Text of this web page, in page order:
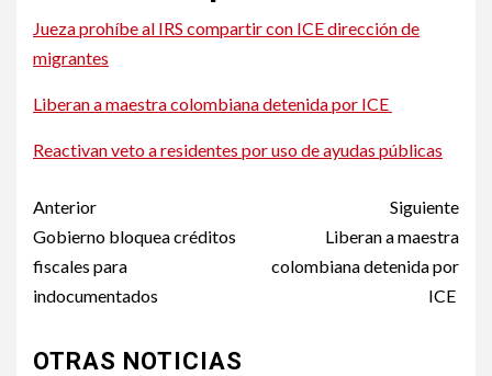
Jueza prohíbe al IRS compartir con ICE dirección de
migrantes
Liberan a maestra colombiana detenida por ICE
Reactivan veto a residentes por uso de ayudas públicas
Post
navigation
Anterior
Gobierno bloquea créditos
fiscales para
indocumentados
Siguiente
Liberan a maestra
colombiana detenida por
ICE
OTRAS NOTICIAS